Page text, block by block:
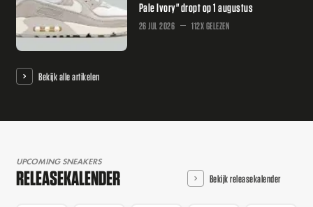
Pale Ivory" dropt op 1 augustus
26 JUL 2026 112X GELEZEN
Bekijk alle artikelen
UPCOMING SNEAKERS
RELEASEKALENDER Bekijk releasekalender